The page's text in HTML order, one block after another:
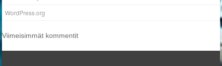
WordPress.org
Viimeisimmät kommentit